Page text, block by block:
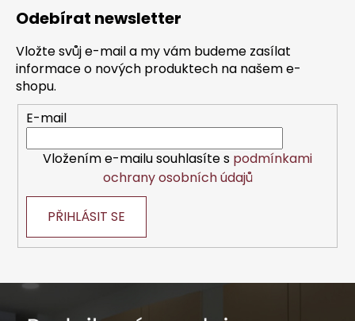
Odebírat newsletter
Vložte svůj e-mail a my vám budeme zasílat
informace o nových produktech na našem e-
shopu.
E-mail
Vložením e-mailu souhlasíte s podmínkami
ochrany osobních údajů
PŘIHLÁSIT SE